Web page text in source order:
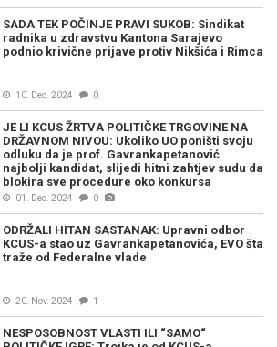
SADA TEK POČINJE PRAVI SUKOB: Sindikat
radnika u zdravstvu Kantona Sarajevo
podnio krivične prijave protiv Nikšića i Rimca
10. Dec. 2024 0
JE LI KCUS ŽRTVA POLITIČKE TRGOVINE NA
DRŽAVNOM NIVOU: Ukoliko UO poništi svoju
odluku da je prof. Gavrankapetanović
najbolji kandidat, slijedi hitni zahtjev sudu da
blokira sve procedure oko konkursa
01. Dec. 2024 0
ODRŽALI HITAN SASTANAK: Upravni odbor
KCUS-a stao uz Gavrankapetanovića, EVO šta
traže od Federalne vlade
20. Nov. 2024 1
NESPOSOBNOST VLASTI ILI “SAMO“